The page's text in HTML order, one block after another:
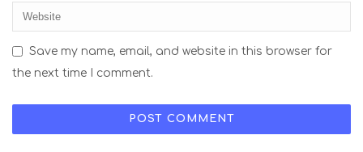
Save my name, email, and website in this browser for
the next time I comment.